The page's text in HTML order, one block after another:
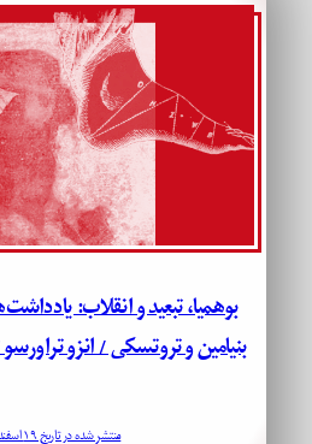
بوهمیا، تبعید و انقلاب:
بنیامین و تروتسکی / انزو
منتشر شده در تاریخ ۱۹ اسفند, ۱۳۹۲